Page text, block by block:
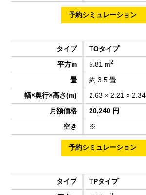
TOタイプ
5.81 m2
約 3.5 畳
2.63 × 2.21 × 2.34
20,240 円
※
TPタイプ